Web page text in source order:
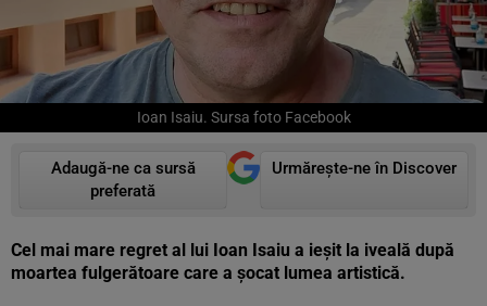
Ioan Isaiu. Sursa foto Facebook
Adaugă-ne ca sursă
preferată
Urmărește-ne în Discover
Cel mai mare regret al lui Ioan Isaiu a ieșit la iveală după
moartea fulgerătoare care a șocat lumea artistică.